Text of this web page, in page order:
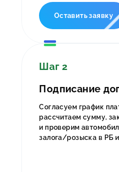
Оставить заявку
Шаг 2
Подписание
Согласуем график
рассчитаем сумму,
и проверим
залога/розыска в РБ